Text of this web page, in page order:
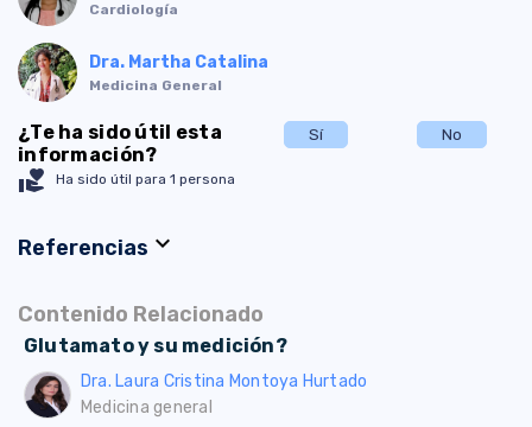
Cardiología
Dra. Martha Catalina
Medicina General
¿Te ha sido útil esta
información?
Sí No
volunteer_activism Ha sido útil para 1 persona
Referencias expand_more
Contenido Relacionado
Glutamato y su medición?
Dra. Laura Cristina Montoya Hurtado
Medicina general